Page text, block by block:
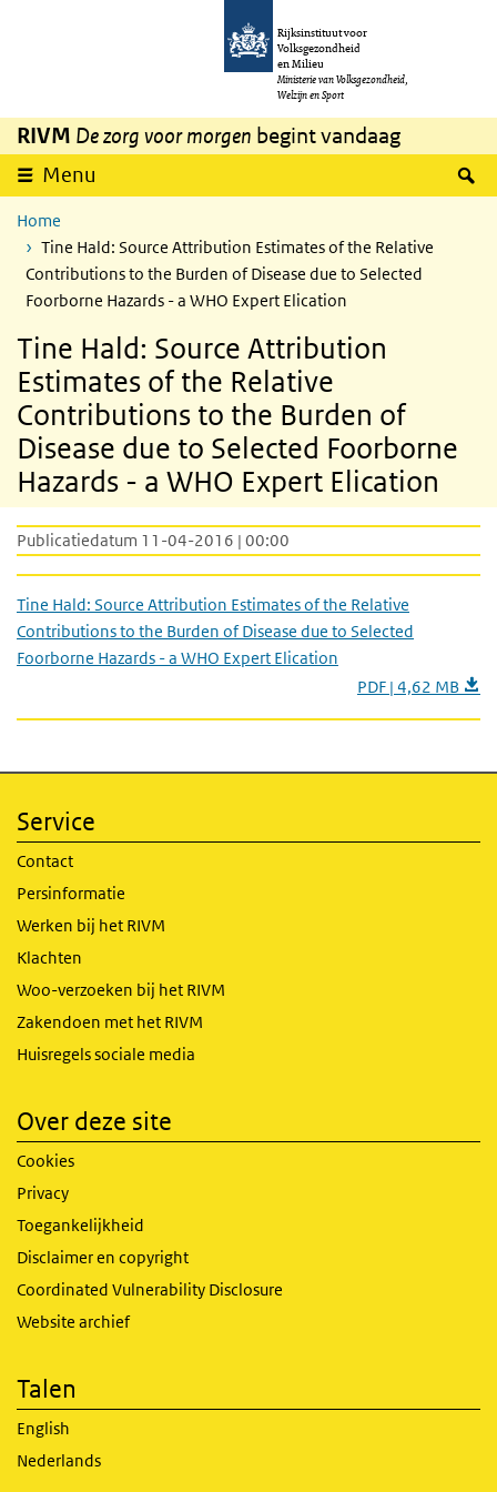
Overslaan en naar de inhoud gaan
Rijksinstituut voor
Volksgezondheid
en Milieu
Ministerie van Volksgezondheid,
Welzijn en Sport
RIVM De zorg voor morgen begint vandaag
Menu
Home
Tine Hald: Source Attribution Estimates of the Relative
Contributions to the Burden of Disease due to Selected
Foorborne Hazards - a WHO Expert Elication
Tine Hald: Source Attribution
Estimates of the Relative
Contributions to the Burden of
Disease due to Selected Foorborne
Hazards - a WHO Expert Elication
Publicatiedatum 11-04-2016 | 00:00
Tine Hald: Source Attribution Estimates of the Relative
Contributions to the Burden of Disease due to Selected
Foorborne Hazards - a WHO Expert Elication
PDF | 4,62 MB
Service
Contact
Persinformatie
Werken bij het RIVM
Klachten
Woo-verzoeken bij het RIVM
Zakendoen met het RIVM
Huisregels sociale media
Over deze site
Cookies
Privacy
Toegankelijkheid
Disclaimer en copyright
Coordinated Vulnerability Disclosure
Website archief
Talen
English
Nederlands